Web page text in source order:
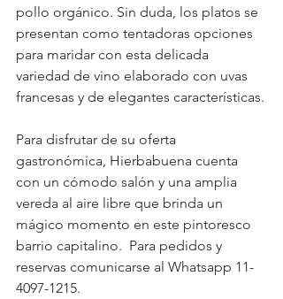
pollo orgánico. Sin duda, los platos se
presentan como tentadoras opciones
para maridar con esta delicada
variedad de vino elaborado con uvas
francesas y de elegantes características.
Para disfrutar de su oferta
gastronómica, Hierbabuena cuenta
con un cómodo salón y una amplia
vereda al aire libre que brinda un
mágico momento en este pintoresco
barrio capitalino.  Para pedidos y
reservas comunicarse al Whatsapp 11-
4097-1215.